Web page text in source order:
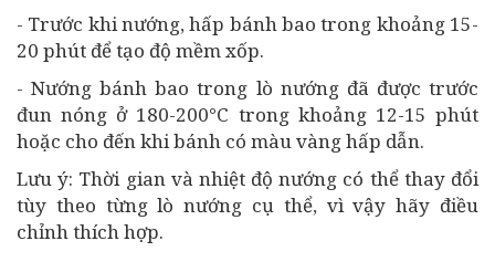
- Trước khi nướng, hấp bánh bao trong khoảng 15-
20 phút để tạo độ mềm xốp.
- Nướng bánh bao trong lò nướng đã được trước
đun nóng ở 180-200°C trong khoảng 12-15 phút
hoặc cho đến khi bánh có màu vàng hấp dẫn.
Lưu ý: Thời gian và nhiệt độ nướng có thể thay đổi
tùy theo từng lò nướng cụ thể, vì vậy hãy điều
chỉnh thích hợp.